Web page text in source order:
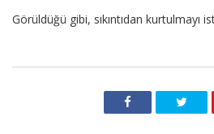
Görüldüğü gibi, sıkıntıdan kurtulmayı